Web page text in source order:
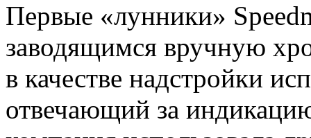
Первые «лунники»
заводящимся вручную
в качестве надстройки
отвечающий за